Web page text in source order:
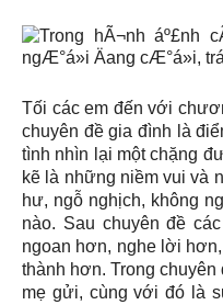
Tối các em đến với
chuyên đề gia đình là
tình nhìn lại một chặng
kẽ là những niềm vui và
hư, ngỗ nghịch, không
nào. Sau chuyên đề
ngoan hơn, nghe lời
thành hơn. Trong
mẹ gửi, cùng với đó là